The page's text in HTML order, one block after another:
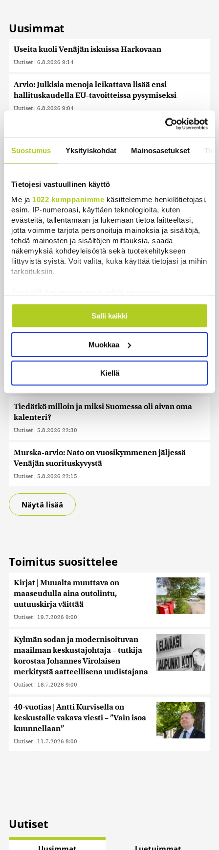
Suostumus Yksityiskohdat Mainosasetukset
Tietojesi vastuullinen käyttö
Me ja 1022 kumppanimme käsittelemme henkilötietojasi,
esim. IP-numeroasi, käyttäen teknologioita, kuten
evästeitä, tallentamaan ja lukemaan tietoa laitteeltasi,
jotta voimme tarjota personoituja mainoksia ja sisältöjä,
tehdä mainosten ja sisältöjen mittauksia, saada
näkemyksiä kohdeyleisöstä sekä tuotekehitykseen
liittyvistä syistä. Voit valita, kuka käyttää tietojasi ja mihin
tarkoituksiin.
Kerätä tietoja maantieteellisestä sijainnistasi,
mahdollisesti muutaman metrin tarkkuudella
ominaispiirteitä aktiivisesti (sormenjäljen
Lue lisää siitä, miten henkilötietojasi käsitellään ja miten
suostumustasi tai peruuttaa sen milloin vain
evästeilmoituksessa.
Käytämme evästeitä tarjoamamme sisällön ja mainosten
räätälöimiseen, sosiaalisen median ominaisuuksien
tukemiseen ja kävijämäärämme analysoimiseen. Lisäksi
alan kumppaneillemme tietoja siitä, miten käytät
sivustoamme. Kumppanimme voivat yhdistää näitä
tietoja muihin tietoihin, joita olet antanut heille tai joita on
kerätty, kun olet käyttänyt heidän palvelujaan. Tietoja
Salli kaikki
Muokkaa
Kiellä
Uusimmat
Useita kuoli Venäjän iskuissa Harkovaan
Uutiset | 6.8.2026 9:14
Arvio: Julkisia menoja leikattava lisää ensi
hallituskaudella EU-tavoitteissa pysymiseksi
Uutiset | 6.8.2026 9:04
Ylen kannatusmittaus: Perussuomalaiset nousi,
Uutiset | 6.8.2026 6:53
tutkitaan hybridihyökkäyksenä
Uutiset | 6.8.2026 5:59
Observatorio vahvistaa: SpaceX-raketin osa törmäsi
Kuuhun ennustetusti
6.8.2026 4:01
Torstaina 1,9 miljoonalla suomalaisella on
Khamenein kanssa viestiminen on vaikeaa, sanoo
Iranin presidentti
Kuin kauhuelokuvasta – Oletko kuullut
Etelämantereen Veriputouksesta?
Uutiset | 5.8.2026 23:00
Tiedätkö milloin ja miksi Suomessa oli aivan oma
kalenteri?
Uutiset | 5.8.2026 22:30
Murska-arvio: Nato on vuosikymmenen jäljessä
Venäjän suorituskyvystä
Uutiset | 5.8.2026 22:15
Näytä lisää
Toimitus suosittelee
Kirjat | Muualta muuttava on
maaseudulla aina outolintu,
uutuuskirja väittää
Uutiset | 19.7.2026 9:00
Kylmän sodan ja modernisoituvan
maailman keskustajohtaja – tutkija
korostaa Johannes Virolaisen
merkitystä aatteellisena uudistajana
Uutiset | 18.7.2026 9:00
40-vuotias | Antti Kurvisella on
keskustalle vakava viesti – ”Vain isoa
kuunnellaan”
Uutiset | 11.7.2026 8:00
Uutiset